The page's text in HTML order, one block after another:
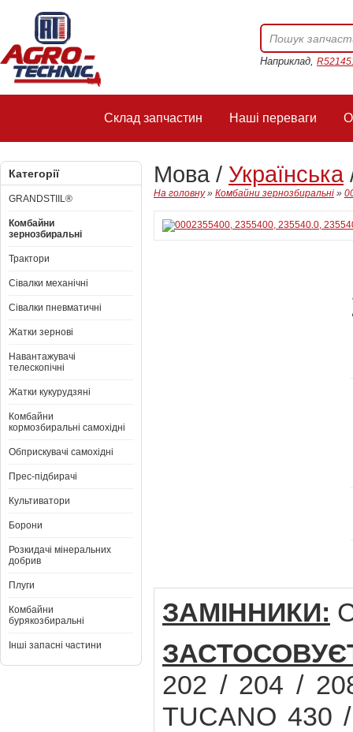
Наприклад,
Склад запчастин Наші переваги
Категорії
GRANDSTIIL®
Комбайни
зернозбиральні
Трактори
Сівалки механічні
Сівалки пневматичні
Жатки зернові
Навантажувачі
телескопічні
Жатки кукурудзяні
Комбайни
кормозбиральні самохідні
Обприскувачі самохідні
Прес-підбирачі
Культиватори
Борони
Розкидачі мінеральних
добрив
Плуги
Комбайни
бурякозбиральні
Інші запасні частини
Мова / Українська
На головну» Комбайни зернозбиральні »
ЗАМІННИКИ:
202 / 204 /
TUCANO 430